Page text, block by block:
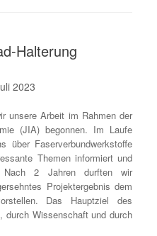
Halterung
2023
unsere Arbeit im Rahmen der
(JIA) begonnen. Im Laufe
über Faserverbundwerkstoffe
Themen informiert und
Nach 2 Jahren durften wir
Projektergebnis dem
Das Hauptziel des
durch Wissenschaft und durch